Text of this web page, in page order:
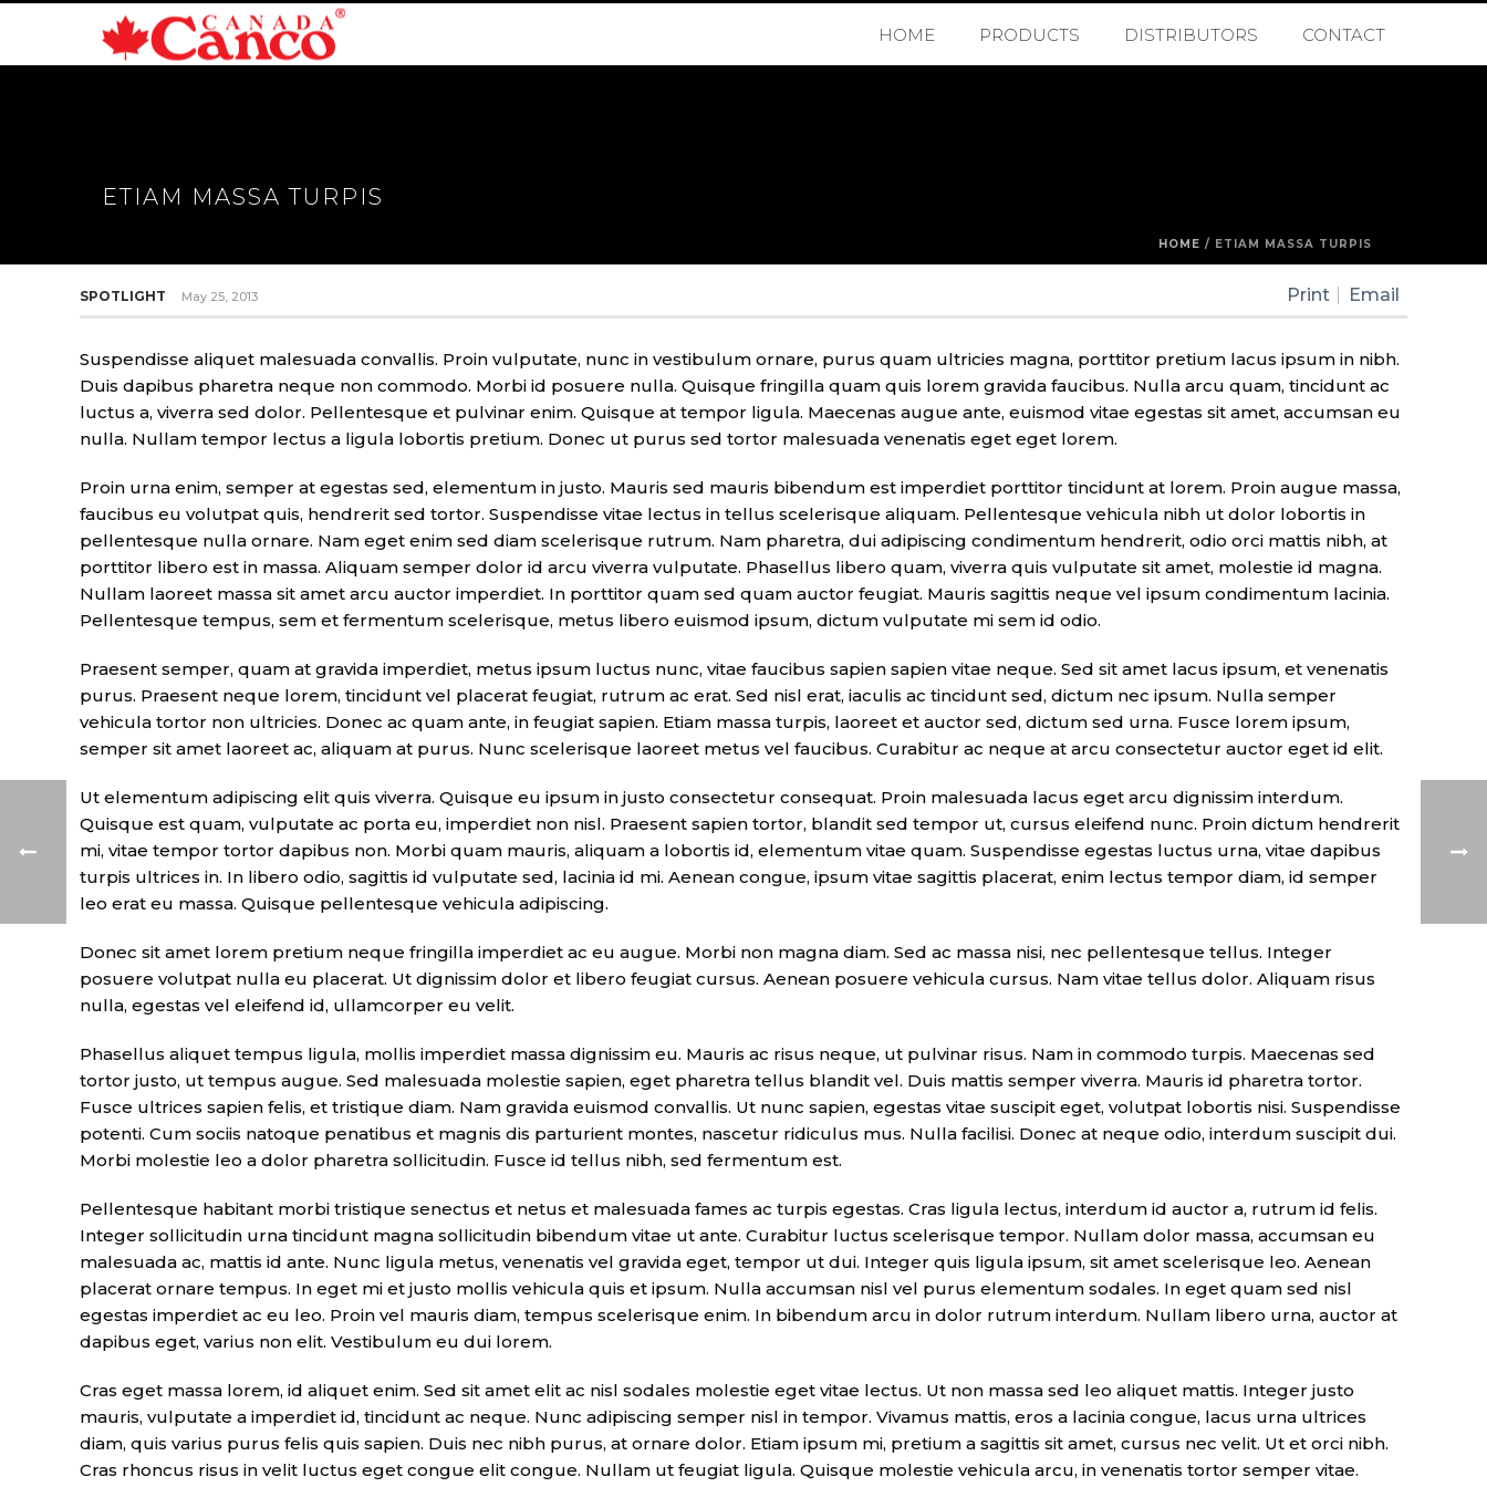
HOME PRODUCTS DISTRIBUTORS CONTACT
ETIAM MASSA TURPIS
HOME / ETIAM MASSA TURPIS
Print Email
SPOTLIGHT May 25, 2013
Suspendisse aliquet malesuada convallis. Proin vulputate, nunc in vestibulum ornare, purus quam ultricies magna, porttitor pretium lacus ipsum in nibh.
Duis dapibus pharetra neque non commodo. Morbi id posuere nulla. Quisque fringilla quam quis lorem gravida faucibus. Nulla arcu quam, tincidunt ac
luctus a, viverra sed dolor. Pellentesque et pulvinar enim. Quisque at tempor ligula. Maecenas augue ante, euismod vitae egestas sit amet, accumsan eu
nulla. Nullam tempor lectus a ligula lobortis pretium. Donec ut purus sed tortor malesuada venenatis eget eget lorem.
Proin urna enim, semper at egestas sed, elementum in justo. Mauris sed mauris bibendum est imperdiet porttitor tincidunt at lorem. Proin augue massa,
faucibus eu volutpat quis, hendrerit sed tortor. Suspendisse vitae lectus in tellus scelerisque aliquam. Pellentesque vehicula nibh ut dolor lobortis in
pellentesque nulla ornare. Nam eget enim sed diam scelerisque rutrum. Nam pharetra, dui adipiscing condimentum hendrerit, odio orci mattis nibh, at
porttitor libero est in massa. Aliquam semper dolor id arcu viverra vulputate. Phasellus libero quam, viverra quis vulputate sit amet, molestie id magna.
Nullam laoreet massa sit amet arcu auctor imperdiet. In porttitor quam sed quam auctor feugiat. Mauris sagittis neque vel ipsum condimentum lacinia.
Pellentesque tempus, sem et fermentum scelerisque, metus libero euismod ipsum, dictum vulputate mi sem id odio.
Praesent semper, quam at gravida imperdiet, metus ipsum luctus nunc, vitae faucibus sapien sapien vitae neque. Sed sit amet lacus ipsum, et venenatis
purus. Praesent neque lorem, tincidunt vel placerat feugiat, rutrum ac erat. Sed nisl erat, iaculis ac tincidunt sed, dictum nec ipsum. Nulla semper
vehicula tortor non ultricies. Donec ac quam ante, in feugiat sapien. Etiam massa turpis, laoreet et auctor sed, dictum sed urna. Fusce lorem ipsum,
semper sit amet laoreet ac, aliquam at purus. Nunc scelerisque laoreet metus vel faucibus. Curabitur ac neque at arcu consectetur auctor eget id elit.
Ut elementum adipiscing elit quis viverra. Quisque eu ipsum in justo consectetur consequat. Proin malesuada lacus eget arcu dignissim interdum.
Quisque est quam, vulputate ac porta eu, imperdiet non nisl. Praesent sapien tortor, blandit sed tempor ut, cursus eleifend nunc. Proin dictum hendrerit
mi, vitae tempor tortor dapibus non. Morbi quam mauris, aliquam a lobortis id, elementum vitae quam. Suspendisse egestas luctus urna, vitae dapibus
turpis ultrices in. In libero odio, sagittis id vulputate sed, lacinia id mi. Aenean congue, ipsum vitae sagittis placerat, enim lectus tempor diam, id semper
leo erat eu massa. Quisque pellentesque vehicula adipiscing.
Donec sit amet lorem pretium neque fringilla imperdiet ac eu augue. Morbi non magna diam. Sed ac massa nisi, nec pellentesque tellus. Integer
posuere volutpat nulla eu placerat. Ut dignissim dolor et libero feugiat cursus. Aenean posuere vehicula cursus. Nam vitae tellus dolor. Aliquam risus
nulla, egestas vel eleifend id, ullamcorper eu velit.
Phasellus aliquet tempus ligula, mollis imperdiet massa dignissim eu. Mauris ac risus neque, ut pulvinar risus. Nam in commodo turpis. Maecenas sed
tortor justo, ut tempus augue. Sed malesuada molestie sapien, eget pharetra tellus blandit vel. Duis mattis semper viverra. Mauris id pharetra tortor.
Fusce ultrices sapien felis, et tristique diam. Nam gravida euismod convallis. Ut nunc sapien, egestas vitae suscipit eget, volutpat lobortis nisi. Suspendisse
potenti. Cum sociis natoque penatibus et magnis dis parturient montes, nascetur ridiculus mus. Nulla facilisi. Donec at neque odio, interdum suscipit dui.
Morbi molestie leo a dolor pharetra sollicitudin. Fusce id tellus nibh, sed fermentum est.
Pellentesque habitant morbi tristique senectus et netus et malesuada fames ac turpis egestas. Cras ligula lectus, interdum id auctor a, rutrum id felis.
Integer sollicitudin urna tincidunt magna sollicitudin bibendum vitae ut ante. Curabitur luctus scelerisque tempor. Nullam dolor massa, accumsan eu
malesuada ac, mattis id ante. Nunc ligula metus, venenatis vel gravida eget, tempor ut dui. Integer quis ligula ipsum, sit amet scelerisque leo. Aenean
placerat ornare tempus. In eget mi et justo mollis vehicula quis et ipsum. Nulla accumsan nisl vel purus elementum sodales. In eget quam sed nisl
egestas imperdiet ac eu leo. Proin vel mauris diam, tempus scelerisque enim. In bibendum arcu in dolor rutrum interdum. Nullam libero urna, auctor at
dapibus eget, varius non elit. Vestibulum eu dui lorem.
Cras eget massa lorem, id aliquet enim. Sed sit amet elit ac nisl sodales molestie eget vitae lectus. Ut non massa sed leo aliquet mattis. Integer justo
mauris, vulputate a imperdiet id, tincidunt ac neque. Nunc adipiscing semper nisl in tempor. Vivamus mattis, eros a lacinia congue, lacus urna ultrices
diam, quis varius purus felis quis sapien. Duis nec nibh purus, at ornare dolor. Etiam ipsum mi, pretium a sagittis sit amet, cursus nec velit. Ut et orci nibh.
Cras rhoncus risus in velit luctus eget congue elit congue. Nullam ut feugiat ligula. Quisque molestie vehicula arcu, in venenatis tortor semper vitae.